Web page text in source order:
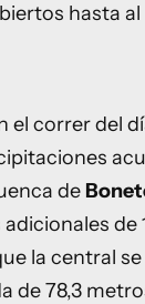
hasta al
el correr del
de
de
la central
de 78,3